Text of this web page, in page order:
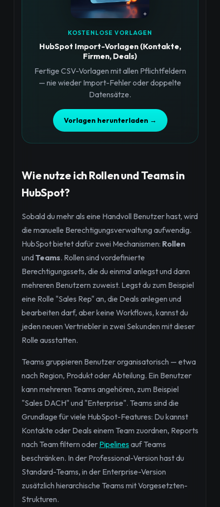
KOSTENLOSE VORLAGEN
HubSpot Import-Vorlagen (Kontakte,
Firmen, Deals)
Fertige CSV-Vorlagen mit allen Pflichtfeldern
— nie wieder Import-Fehler oder doppelte
Datensätze.
Vorlagen herunterladen →
Wie nutze ich Rollen und Teams in
HubSpot?
Sobald du mehr als eine Handvoll Benutzer hast, wird
die manuelle Berechtigungsverwaltung aufwendig.
HubSpot bietet dafür zwei Mechanismen: Rollen
undTeams. Rollen sind vordefinierte
Berechtigungssets, die du einmal anlegst und dann
mehreren Benutzern zuweist. Legst du zum Beispiel
eine Rolle "Sales Rep" an, die Deals anlegen und
bearbeiten darf, aber keine Workflows, kannst du
jeden neuen Vertriebler in zwei Sekunden mit dieser
Rolle ausstatten.
Teams gruppieren Benutzer organisatorisch — etwa
nach Region, Produkt oder Abteilung. Ein Benutzer
kann mehreren Teams angehören, zum Beispiel
"Sales DACH" und "Enterprise". Teams sind die
Grundlage für viele HubSpot-Features: Du kannst
Kontakte oder Deals einem Team zuordnen, Reports
nach Team filtern oder Pipelines auf Teams
beschränken. In der Professional-Version hast du
Standard-Teams, in der Enterprise-Version
zusätzlich hierarchische Teams mit Vorgesetzten-
Strukturen.